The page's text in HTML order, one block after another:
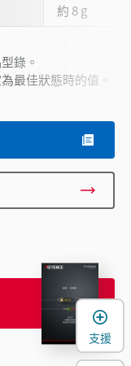
約 8 g
錄。
最佳狀態時的值。
支援